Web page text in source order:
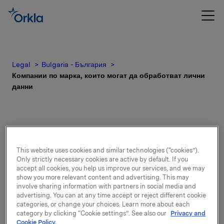
Legal
Bulgaria - България
Компании по марка, които могат да обработват лични
данни
Списък на компаниите,
идентифицирани по марка,
на които е разрешено да
обработват лични данни във
This website uses cookies and similar technologies (“cookies”).
Only strictly necessary cookies are active by default. If you
accept all cookies, you help us improve our services, and we may
show you more relevant content and advertising. This may
involve sharing information with partners in social media and
advertising. You can at any time accept or reject different cookie
categories, or change your choices. Learn more about each
category by clicking “Cookie settings”. See also our Privacy and
Cookie Policy.